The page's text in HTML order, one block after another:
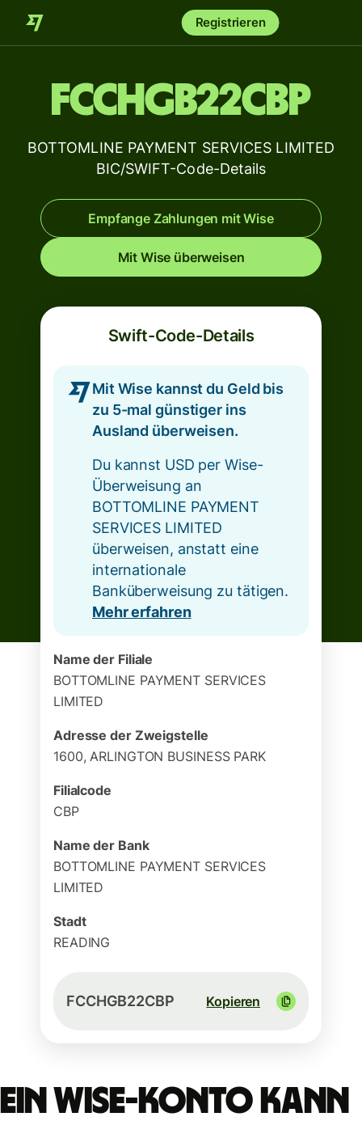
Registrieren
FCCHGB22CBP
BOTTOMLINE PAYMENT SERVICES LIMITED
BIC/SWIFT-Code-Details
Empfange Zahlungen mit Wise
Mit Wise überweisen
Swift-Code-Details
Mit Wise kannst du Geld bis
zu 5-mal günstiger ins
Ausland überweisen.
Du kannst USD per Wise-
Überweisung an
BOTTOMLINE PAYMENT
SERVICES LIMITED
überweisen, anstatt eine
internationale
Banküberweisung zu tätigen.
Mehr erfahren
Name der Filiale
BOTTOMLINE PAYMENT SERVICES
LIMITED
Adresse der Zweigstelle
1600, ARLINGTON BUSINESS PARK
Filialcode
CBP
Name der Bank
BOTTOMLINE PAYMENT SERVICES
LIMITED
Stadt
READING
FCCHGB22CBP Kopieren
Ein Wise-Konto kann